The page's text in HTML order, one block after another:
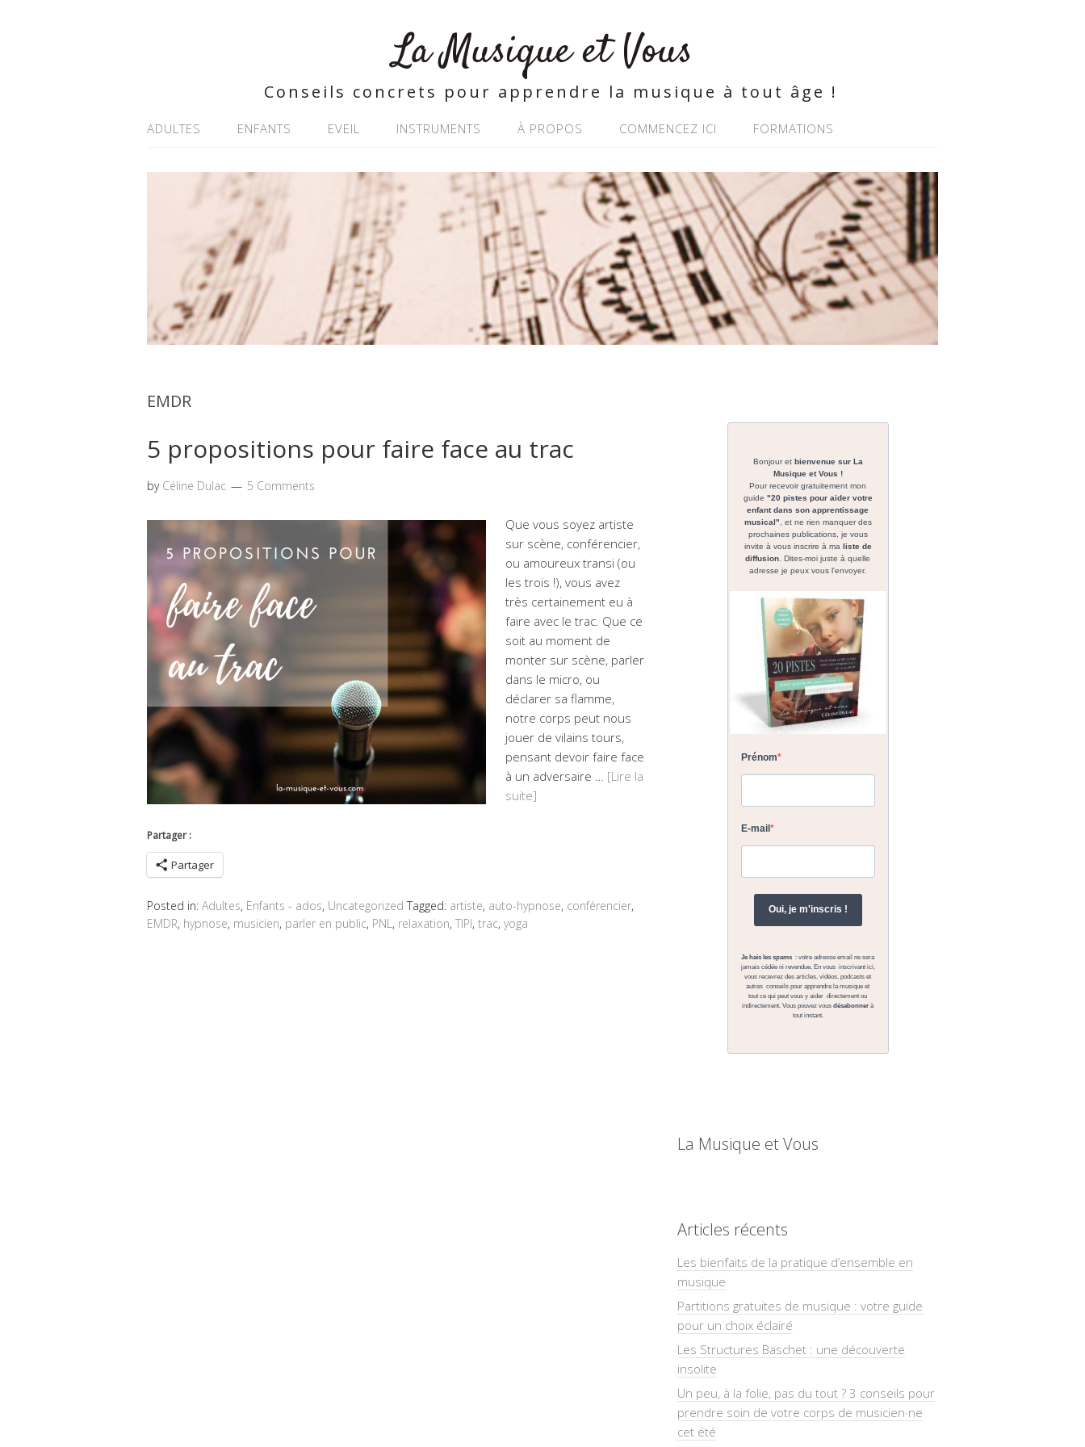
La Musique et Vous
Conseils concrets pour apprendre la musique à tout âge !
ADULTES ENFANTS EVEIL INSTRUMENTS À PROPOS COMMENCEZ ICI FORMATIONS
EMDR
5 propositions pour faire face au trac
by Céline Dulac 5 Comments
Que vous soyez artiste
sur scène, conférencier,
ou amoureux transi (ou
les trois !), vous avez
très certainement eu à
faire avec le trac. Que ce
soit au moment de
monter sur scène, parler
dans le micro, ou
déclarer sa flamme,
notre corps peut nous
jouer de vilains tours,
pensant devoir faire face
à un adversaire … [Lire la
suite]
Partager :
Partager
Posted in: Adultes, Enfants - ados, Uncategorized Tagged: artiste, auto-hypnose, conférencier,
EMDR, hypnose, musicien, parler en public, PNL, relaxation, TIPI, trac, yoga
La Musique et Vous
Articles récents
Les bienfaits de la pratique d’ensemble en
musique
Partitions gratuites de musique : votre guide
pour un choix éclairé
Les Structures Baschet : une découverte
insolite
Un peu, à la folie, pas du tout ? 3 conseils pour
prendre soin de votre corps de musicien·ne
cet été